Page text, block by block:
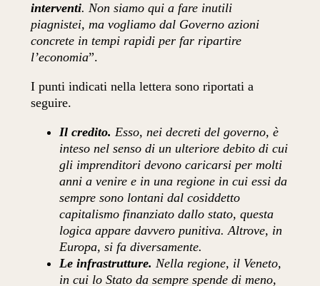
interventi. Non siamo qui a fare inutili
piagnistei, ma vogliamo dal Governo azioni
concrete in tempi rapidi per far ripartire
l’economia”.
I punti indicati nella lettera sono riportati a
seguire.
Il credito. Esso, nei decreti del governo, è
inteso nel senso di un ulteriore debito di cui
gli imprenditori devono caricarsi per molti
anni a venire e in una regione in cui essi da
sempre sono lontani dal cosiddetto
capitalismo finanziato dallo stato, questa
logica appare davvero punitiva. Altrove, in
Europa, si fa diversamente.
Le infrastrutture. Nella regione, il Veneto,
in cui lo Stato da sempre spende di meno,